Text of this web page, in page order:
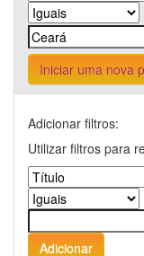
Iniciar uma nova
Adicionar filtros:
Utilizar filtros para